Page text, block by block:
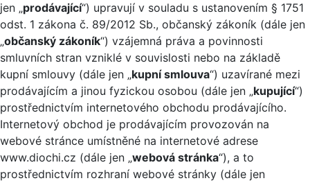
jen „prodávající“) upravují v souladu s ustanovením § 1751
odst. 1 zákona č. 89/2012 Sb., občanský zákoník (dále jen
„občanský zákoník“) vzájemná práva a povinnosti
smluvních stran vzniklé v souvislosti nebo na základě
kupní smlouvy (dále jen „kupní smlouva“) uzavírané mezi
prodávajícím a jinou fyzickou osobou (dále jen „kupující“)
prostřednictvím internetového obchodu prodávajícího.
Internetový obchod je prodávajícím provozován na
webové stránce umístněné na internetové adrese
www.diochi.cz (dále jen „webová stránka“), a to
prostřednictvím rozhraní webové stránky (dále jen